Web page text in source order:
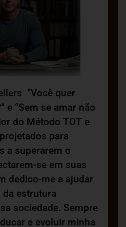
“Você quer
e “Sem se amar não
do Método TOT e
para
a superarem o
se em suas
dedico-me a ajudar
estrutura
sociedade. Sempre
e evoluir minha